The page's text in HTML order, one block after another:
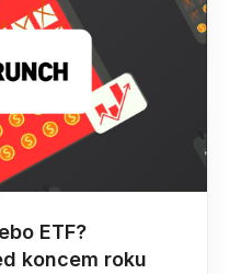
ETF?
koncem roku